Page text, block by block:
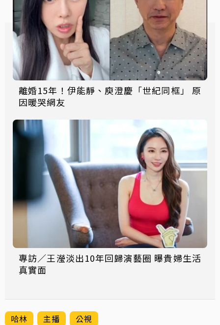
離婚15年！伊能靜、庾澄慶「世紀同框」 原
因暖哭網友
專訪／王瀅淡出10年回歸演藝圈 曝貴婦生活
真實面
哈林 主播 公視